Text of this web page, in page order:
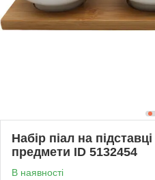
Набір піал на
предмети ID 5132454
В наявності